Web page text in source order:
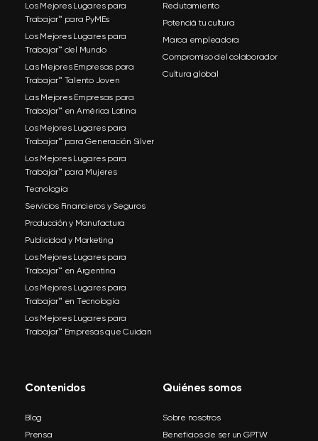
Los Mejores Lugares para
Trabajar™ para PyMEs
Los Mejores Lugares para
Trabajar™ del Mundo
Las Mejores Empresas para
Trabajar™ Talento Joven
Las Mejores Empresas para
Trabajar™ en América Latina
Los Mejores Lugares para
Trabajar™ para Generación Silver
Los Mejores Lugares para
Trabajar™ para Mujeres
Tecnología
Servicios Financieros y Seguros
Producción y Manufactura
Publicidad y Marketing
Los Mejores Lugares para
Trabajar™ en Argentina
Los Mejores Lugares para
Trabajar™ en Tecnología
Los Mejores Lugares para
Trabajar™ Empresas que Cuidan
Reclutamiento
Potenciá tu cultura
Marca empleadora
Compromiso del colaborador
Cultura global
Contenidos
Blog
Prensa
Quiénes somos
Sobre nosotros
Beneficios de ser un GPTW